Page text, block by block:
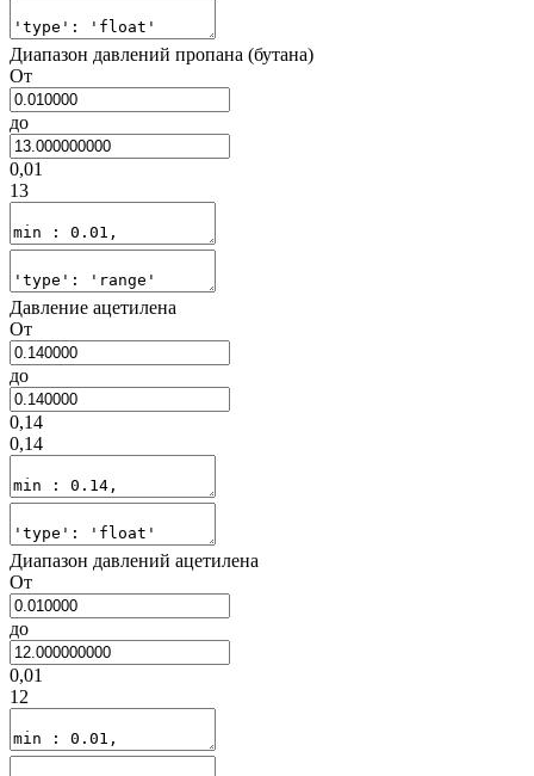
Диапазон давлений пропана (бутана)
От
до
0,01
13
Давление ацетилена
От
до
0,14
0,14
Диапазон давлений ацетилена
От
до
0,01
12